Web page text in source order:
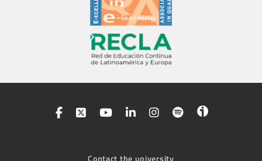
Contact the university